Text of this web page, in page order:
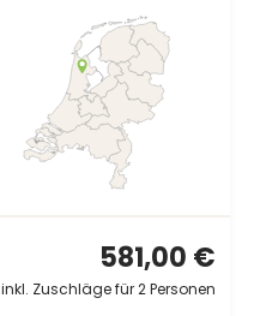
581,00 €
inkl. Zuschläge für 2 Personen